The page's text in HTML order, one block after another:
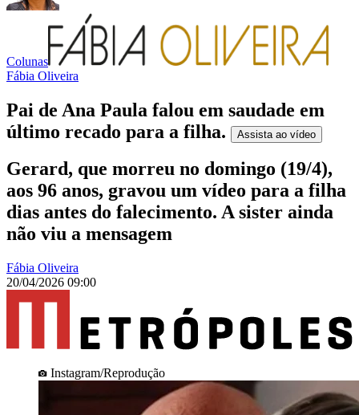
Colunas
Fábia Oliveira
Pai de Ana Paula falou em saudade em
último recado para a filha. Assista ao vídeo
Gerard, que morreu no domingo (19/4),
aos 96 anos, gravou um vídeo para a filha
dias antes do falecimento. A sister ainda
não viu a mensagem
Fábia Oliveira
20/04/2026 09:00
Instagram/Reprodução